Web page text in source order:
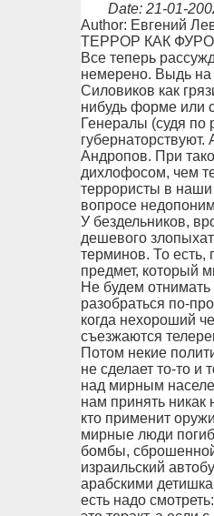
Date: 21-01-
Author: Евгений
ТЕРРОР КАК
Все теперь
немерено. Выдь на
Силовиков как
нибудь форме или
Генералы (судя по
Андропов. При
дихлофосом, чем
террористы в наши
вопросе
У бездельников,
дешевого
терминов. То есть,
предмет, который
Не будем
разобраться по-
когда нехороший
съезжаются
Потом некие
не сделает то-то и
над мирным
нам принять никак
кто применит
мирные люди
бомбы, сброшенной
израильский
арабскими
есть надо